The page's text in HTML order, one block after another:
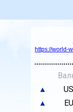
https://world-
▲
▲